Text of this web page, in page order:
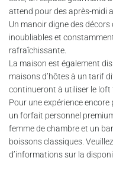
attend pour des après-midi
Un manoir digne des
inoubliables et
rafraîchissante.
La maison est également
maisons d’hôtes à un tarif
continueront à utiliser le loft
Pour une expérience
un forfait personnel
femme de chambre et un
boissons classiques.
d’informations sur la